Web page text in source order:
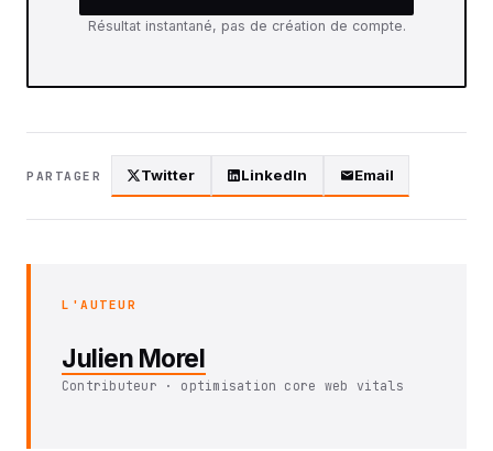
Résultat instantané, pas de création de compte.
PARTAGER Twitter LinkedIn Email
L'AUTEUR
Julien Morel
Contributeur · optimisation core web vitals